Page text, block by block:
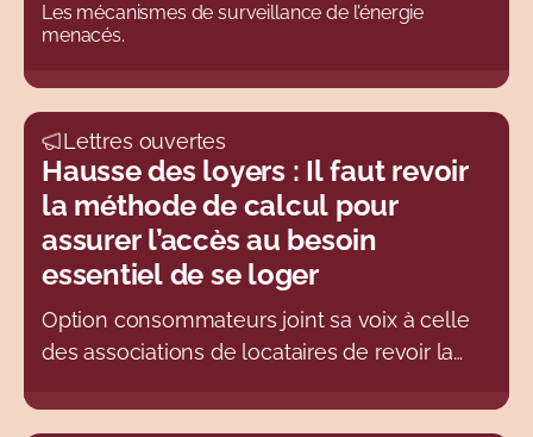
Les mécanismes de surveillance de l'énergie
menacés.
Lettres ouvertes
Hausse des loyers : Il faut revoir
la méthode de calcul pour
assurer l’accès au besoin
essentiel de se loger
Option consommateurs joint sa voix à celle
des associations de locataires de revoir la
des loyers en y retirant le revenu net des